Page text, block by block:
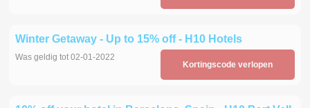
Winter Getaway - Up to 15% off - H10 Hotels
Kortingscode verlopen
Was geldig tot 02-01-2022